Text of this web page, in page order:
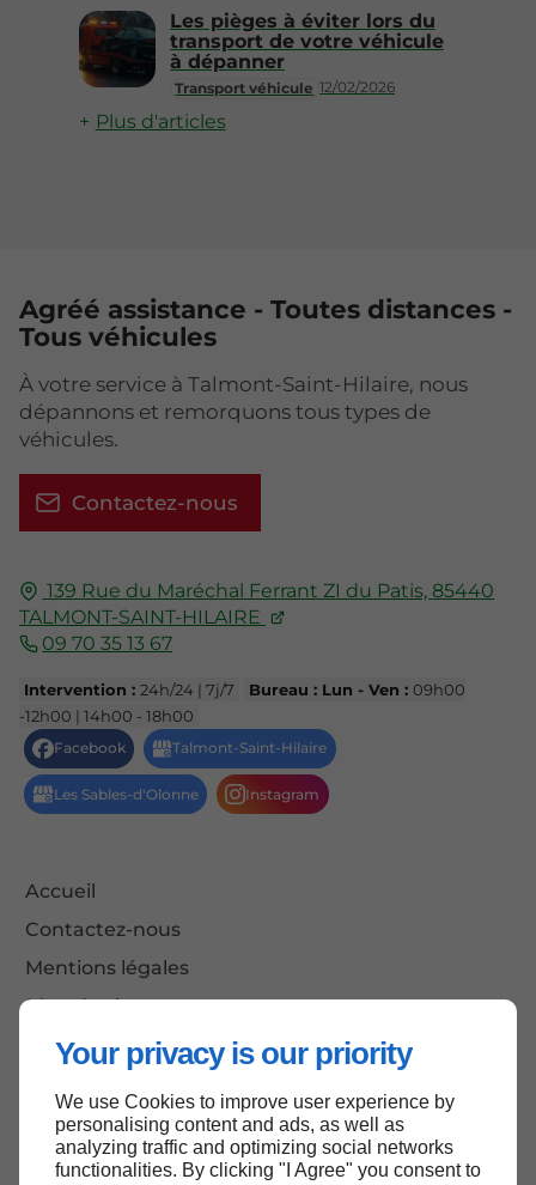
Your privacy is our priority
We use Cookies to improve user experience by
personalising content and ads, as well as
analyzing traffic and optimizing social networks
functionalities. By clicking "I Agree" you consent to
Transport véhicule 12/02/2026
Les pièges à éviter lors du
transport de votre véhicule
à dépanner
Plus d'articles
139 Rue du Maréchal Ferrant ZI du Patis, 85440
TALMONT-SAINT-HILAIRE
09 70 35 13 67
Intervention :24h/24 | 7j/7 Bureau : Lun - Ven :09h00
-12h00 | 14h00 - 18h00
Accueil
Contactez-nous
Mentions légales
Plan du site
Agréé assistance - Toutes distances -
Tous véhicules
À votre service à Talmont-Saint-Hilaire, nous
dépannons et remorquons tous types de
véhicules.
Contactez-nous
Haut de page